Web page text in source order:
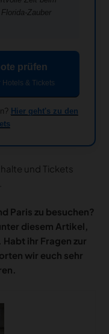
Zauber
prüfen
& Tickets
Hier geht's zu den
und Tickets
Paris zu besuchen?
diesem Artikel,
ihr Fragen zur
wir euch sehr